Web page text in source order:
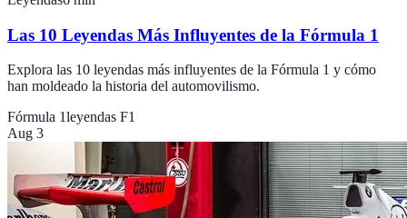
Las 10 Leyendas Más Influyentes de la Fórmula 1
Explora las 10 leyendas más influyentes de la Fórmula 1 y cómo
han moldeado la historia del automovilismo.
Fórmula 1leyendas F1
Aug 3